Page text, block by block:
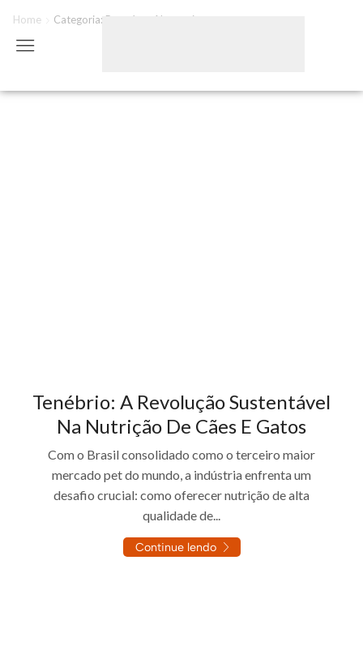
Home Categoria: Proteínas Alternativas
Tenébrio: A Revolução Sustentável
Na Nutrição De Cães E Gatos
Com o Brasil consolidado como o terceiro maior
mercado pet do mundo, a indústria enfrenta um
desafio crucial: como oferecer nutrição de alta
qualidade de...
Continue lendo